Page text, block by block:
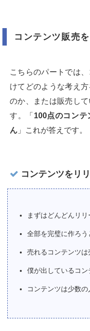
コンテンツ販売
こちらのパートでは
けてどのような考え
のか、または販売し
す。「 100点のコン
ん 」これが答えです。
コンテンツをリ
まずはどんどんリリ
全部を完璧に作ろう
売れるコンテンツ
僕が出しているコ
コンテンツは少数